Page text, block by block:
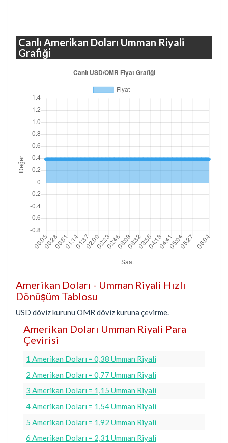
Canlı Amerikan Doları Umman Riyali
Grafiği
Amerikan Doları - Umman Riyali Hızlı
Dönüşüm Tablosu
USD döviz kurunu OMR döviz kuruna çevirme.
Amerikan Doları Umman Riyali Para
Çevirisi
1 Amerikan Doları = 0,38 Umman Riyali
2 Amerikan Doları = 0,77 Umman Riyali
3 Amerikan Doları = 1,15 Umman Riyali
4 Amerikan Doları = 1,54 Umman Riyali
5 Amerikan Doları = 1,92 Umman Riyali
6 Amerikan Doları = 2,31 Umman Riyali